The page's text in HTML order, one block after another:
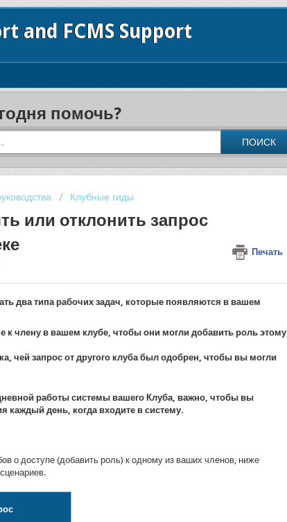
and FCMS Support
помочь?
ПОИСК
Клубные гиды
или отклонить запрос
Печать
два типа рабочих задач, которые появляются в вашем
к члену в вашем клубе, чтобы они могли добавить роль этому
чей запрос от другого клуба был одобрен, чтобы вы могли
работы системы вашего Клуба, важно, чтобы вы
каждый день, когда входите в систему.
о доступе (добавить роль) к одному из ваших членов, ниже